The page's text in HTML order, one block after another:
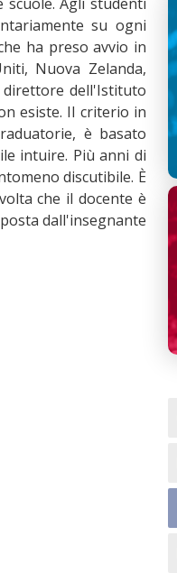
su ogni
ha preso avvio in
Nuova Zelanda,
direttore dell'Istituto
esiste. Il criterio in
è basato
intuire. Più anni di
discutibile. È
che il docente è
dall'insegnante